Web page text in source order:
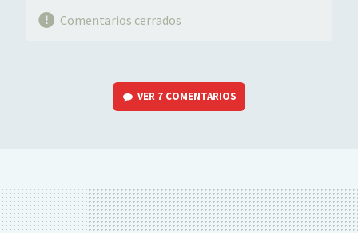
Comentarios cerrados
VER 7 COMENTARIOS